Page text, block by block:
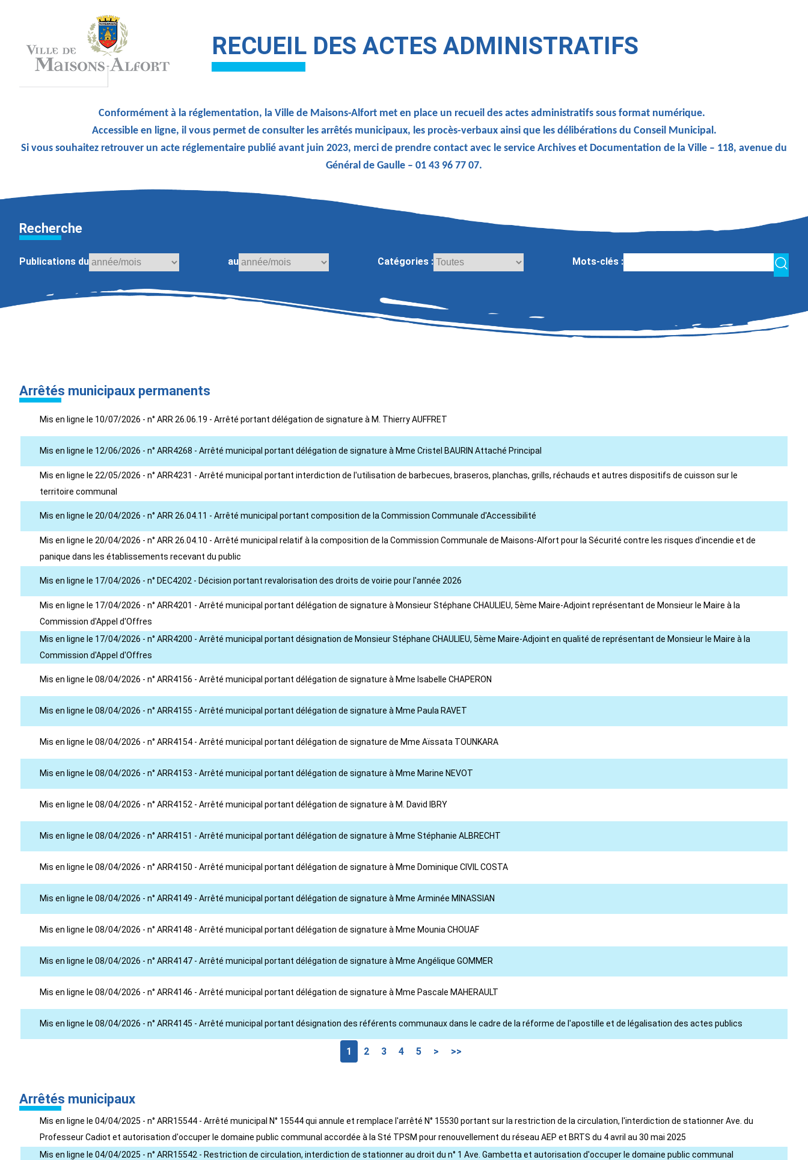
RECUEIL DES ACTES ADMINISTRATIFS
Conformément à la réglementation, la Ville de Maisons-Alfort met en place un recueil des actes administratifs sous format numérique.
Accessible en ligne, il vous permet de consulter les arrêtés municipaux, les procès-verbaux ainsi que les délibérations du Conseil Municipal.
Si vous souhaitez retrouver un acte réglementaire publié avant juin 2023, merci de prendre contact avec le service Archives et Documentation de la Ville – 118, avenue du
Général de Gaulle – 01 43 96 77 07.
Recherche
Publications du au Catégories : Mots-clés :
Arrêtés municipaux permanents
Mis en ligne le 10/07/2026 - n° ARR 26.06.19 - Arrêté portant délégation de signature à M. Thierry AUFFRET
Mis en ligne le 12/06/2026 - n° ARR4268 - Arrêté municipal portant délégation de signature à Mme Cristel BAURIN Attaché Principal
Mis en ligne le 22/05/2026 - n° ARR4231 - Arrêté municipal portant interdiction de l'utilisation de barbecues, braseros, planchas, grills, réchauds et autres dispositifs de cuisson sur le
territoire communal
Mis en ligne le 20/04/2026 - n° ARR 26.04.11 - Arrêté municipal portant composition de la Commission Communale d'Accessibilité
Mis en ligne le 20/04/2026 - n° ARR 26.04.10 - Arrêté municipal relatif à la composition de la Commission Communale de Maisons-Alfort pour la Sécurité contre les risques d'incendie et de
panique dans les établissements recevant du public
Mis en ligne le 17/04/2026 - n° DEC4202 - Décision portant revalorisation des droits de voirie pour l'année 2026
Mis en ligne le 17/04/2026 - n° ARR4201 - Arrêté municipal portant délégation de signature à Monsieur Stéphane CHAULIEU, 5ème Maire-Adjoint représentant de Monsieur le Maire à la
Commission d'Appel d'Offres
Mis en ligne le 17/04/2026 - n° ARR4200 - Arrêté municipal portant désignation de Monsieur Stéphane CHAULIEU, 5ème Maire-Adjoint en qualité de représentant de Monsieur le Maire à la
Commission d'Appel d'Offres
Mis en ligne le 08/04/2026 - n° ARR4156 - Arrêté municipal portant délégation de signature à Mme Isabelle CHAPERON
Mis en ligne le 08/04/2026 - n° ARR4155 - Arrêté municipal portant délégation de signature à Mme Paula RAVET
Mis en ligne le 08/04/2026 - n° ARR4154 - Arrêté municipal portant délégation de signature de Mme Aïssata TOUNKARA
Mis en ligne le 08/04/2026 - n° ARR4153 - Arrêté municipal portant délégation de signature à Mme Marine NEVOT
Mis en ligne le 08/04/2026 - n° ARR4152 - Arrêté municipal portant délégation de signature à M. David IBRY
Mis en ligne le 08/04/2026 - n° ARR4151 - Arrêté municipal portant délégation de signature à Mme Stéphanie ALBRECHT
Mis en ligne le 08/04/2026 - n° ARR4150 - Arrêté municipal portant délégation de signature à Mme Dominique CIVIL COSTA
Mis en ligne le 08/04/2026 - n° ARR4149 - Arrêté municipal portant délégation de signature à Mme Arminée MINASSIAN
Mis en ligne le 08/04/2026 - n° ARR4148 - Arrêté municipal portant délégation de signature à Mme Mounia CHOUAF
Mis en ligne le 08/04/2026 - n° ARR4147 - Arrêté municipal portant délégation de signature à Mme Angélique GOMMER
Mis en ligne le 08/04/2026 - n° ARR4146 - Arrêté municipal portant délégation de signature à Mme Pascale MAHERAULT
Mis en ligne le 08/04/2026 - n° ARR4145 - Arrêté municipal portant désignation des référents communaux dans le cadre de la réforme de l'apostille et de légalisation des actes publics
1 2 3 4 5 > >>
Arrêtés municipaux
Mis en ligne le 04/04/2025 - n° ARR15544 - Arrêté municipal N° 15544 qui annule et remplace l'arrêté N° 15530 portant sur la restriction de la circulation, l'interdiction de stationner Ave. du
Professeur Cadiot et autorisation d'occuper le domaine public communal accordée à la Sté TPSM pour renouvellement du réseau AEP et BRTS du 4 avril au 30 mai 2025
Mis en ligne le 04/04/2025 - n° ARR15542 - Restriction de circulation, interdiction de stationner au droit du n° 1 Ave. Gambetta et autorisation d'occuper le domaine public communal